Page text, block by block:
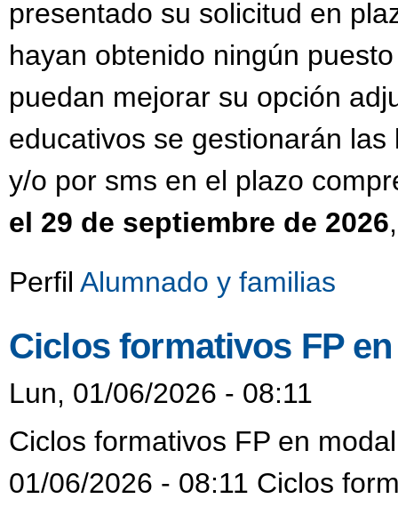
presentado su solicitud en
hayan obtenido ningún
puedan mejorar su opción
educativos se gestionarán
y/o por sms en el plazo
el 29 de septiembre de 2026
Perfil Alumnado y familias
Ciclos formativos FP
Lun, 01/06/2026 - 08:11
Ciclos formativos FP en
01/06/2026 - 08:11 Ciclos